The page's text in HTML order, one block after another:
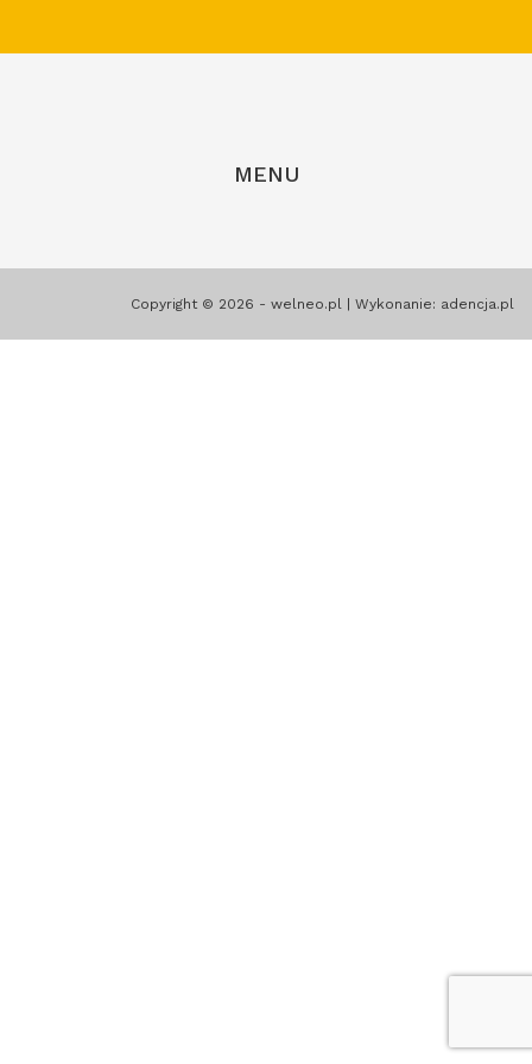
MENU
Copyright © 2026 - welneo.pl | Wykonanie: adencja.pl